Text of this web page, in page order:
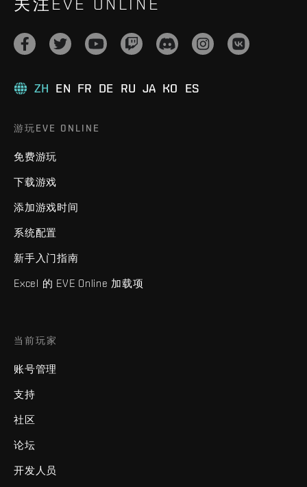
关注EVE ONLINE
ZH EN FR DE RU JA KO ES
游玩EVE ONLINE
免费游玩
下载游戏
添加游戏时间
系统配置
新手入门指南
Excel 的 EVE Online 加载项
当前玩家
账号管理
支持
社区
论坛
开发人员